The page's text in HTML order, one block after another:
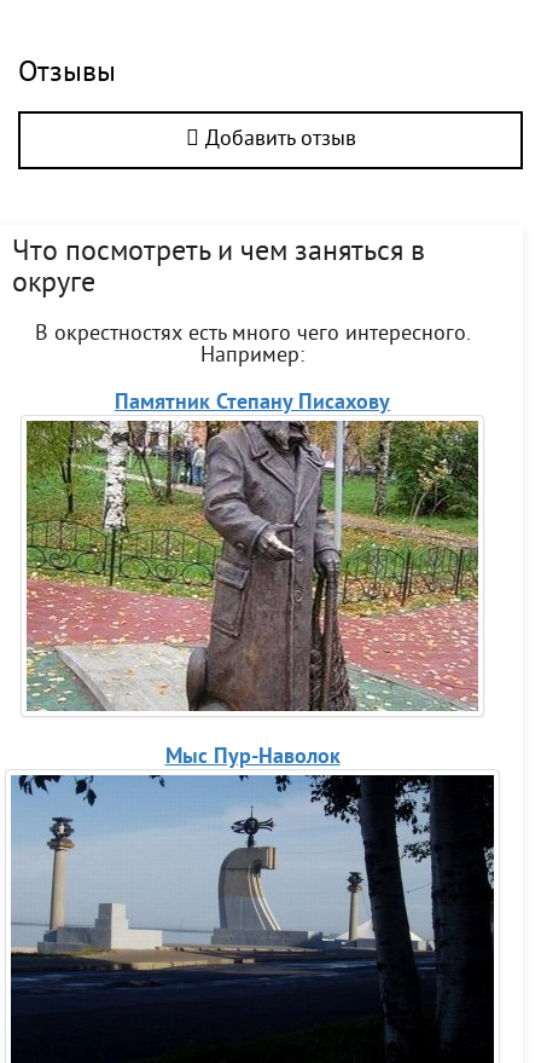
Отзывы
Добавить отзыв
Что посмотреть и чем заняться в
округе
В окрестностях есть много чего интересного.
Например:
Памятник Степану Писахову
Мыс Пур-Наволок